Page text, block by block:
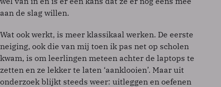
aan de slag willen.
Wat ook werkt, is meer klassikaal werken. De eerste
neiging, ook die van mij toen ik pas net op scholen
kwam, is om leerlingen meteen achter de laptops te
zetten en ze lekker te laten ‘aanklooien’. Maar uit
onderzoek blijkt steeds weer: uitleggen en oefenen